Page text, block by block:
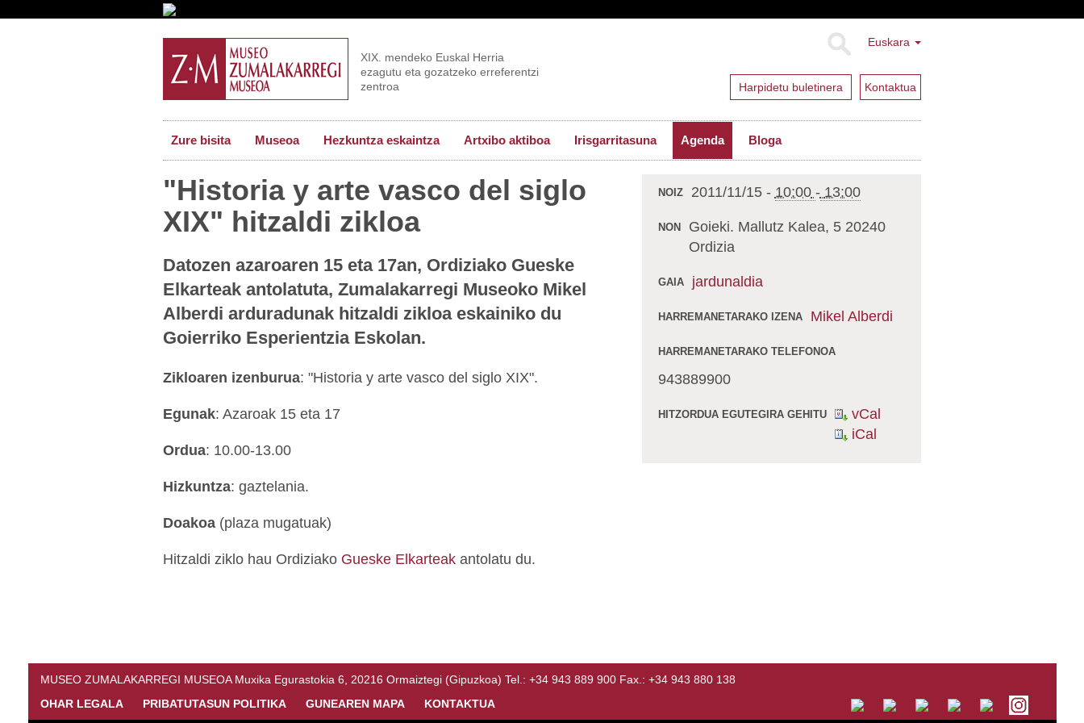
Euskara
Harpidetu buletinera Kontaktua
XIX. mendeko Euskal Herria
ezagutu eta gozatzeko erreferentzi
zentroa
Zure bisita Museoa Hezkuntza eskaintza Artxibo aktiboa Irisgarritasuna Agenda Bloga
"Historia y arte vasco del siglo
XIX" hitzaldi zikloa
Datozen azaroaren 15 eta 17an, Ordiziako Gueske
Elkarteak antolatuta, Zumalakarregi Museoko Mikel
Alberdi arduradunak hitzaldi zikloa eskainiko du
Goierriko Esperientzia Eskolan.
Zikloaren izenburua: "Historia y arte vasco del siglo XIX".
Egunak: Azaroak 15 eta 17
Ordua: 10.00-13.00
Hizkuntza: gaztelania.
Doakoa (plaza mugatuak)
Hitzaldi ziklo hau Ordiziako Gueske Elkarteak antolatu du.
NOIZ 2011/11/15 - 10:00 - 13:00
NON
Goieki. Mallutz Kalea, 5 20240
Ordizia
GAIA jardunaldia
HARREMANETARAKO IZENA Mikel Alberdi
HARREMANETARAKO TELEFONOA
943889900
HITZORDUA EGUTEGIRA GEHITU
vCal
iCal
MUSEO ZUMALAKARREGI MUSEOA Muxika Egurastokia 6, 20216 Ormaiztegi (Gipuzkoa) Tel.: +34 943 889 900 Fax.: +34 943 880 138
OHAR LEGALA
PRIBATUTASUN POLITIKA GUNEAREN MAPA KONTAKTUA